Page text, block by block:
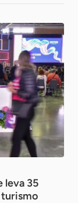
leva 35
turismo